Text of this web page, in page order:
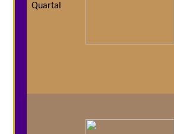
Quartal